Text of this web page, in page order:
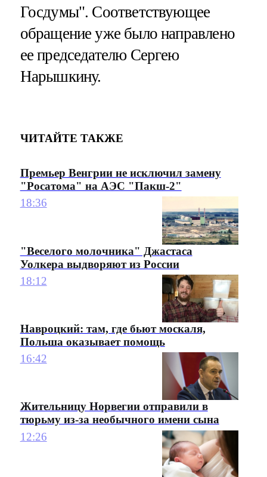
Госдумы". Соответствующее
обращение уже было направлено
ее председателю Сергею
Нарышкину.
ЧИТАЙТЕ ТАКЖЕ
Премьер Венгрии не исключил замену
"Росатома" на АЭС "Пакш-2"
18:36
"Веселого молочника" Джастаса
Уолкера выдворяют из России
18:12
Навроцкий: там, где бьют москаля,
Польша оказывает помощь
16:42
Жительницу Норвегии отправили в
тюрьму из-за необычного имени сына
12:26